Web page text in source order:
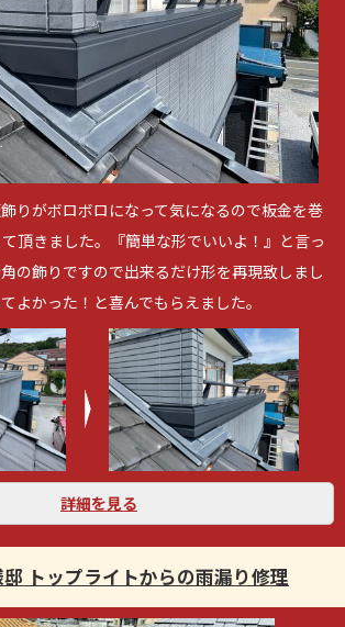
りがボロボロになって気になるので板金を巻
頂きました。『簡単な形でいいよ！』と言っ
の飾りですので出来るだけ形を再現致しまし
よかった！と喜んでもらえました。
詳細を見る
トップライトからの雨漏り修理